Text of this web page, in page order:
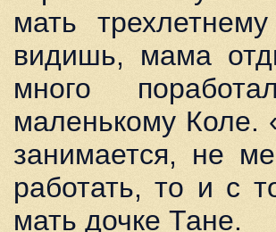
мать
видишь, мама
много
маленькому Коле.
занимается, не
работать, то и с
мать дочке Тане.